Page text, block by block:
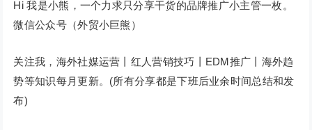
Hi 我是小熊，一个力求只分享干货的品牌推广小主管一枚。
微信公众号（外贸小巨熊）
关注我，海外社媒运营丨红人营销技巧丨EDM推广丨海外趋
势等知识每月更新。(所有分享都是下班后业余时间总结和发
布)